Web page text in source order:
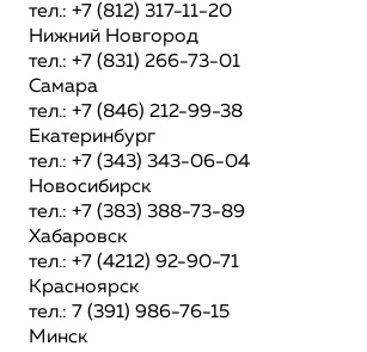
тел.: +7 (812) 317-11-20
Нижний Новгород
тел.: +7 (831) 266-73-01
Самара
тел.: +7 (846) 212-99-38
Екатеринбург
тел.: +7 (343) 343-06-04
Новосибирск
тел.: +7 (383) 388-73-89
Хабаровск
тел.: +7 (4212) 92-90-71
Красноярск
тел.: 7 (391) 986-76-15
Минск